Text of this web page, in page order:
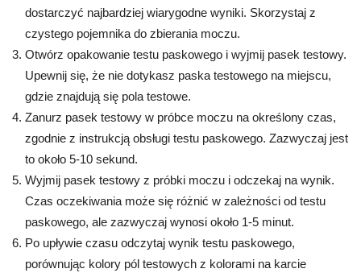
dostarczyć najbardziej wiarygodne wyniki. Skorzystaj z
czystego pojemnika do zbierania moczu.
Otwórz opakowanie testu paskowego i wyjmij pasek testowy.
Upewnij się, że nie dotykasz paska testowego na miejscu,
gdzie znajdują się pola testowe.
Zanurz pasek testowy w próbce moczu na określony czas,
zgodnie z instrukcją obsługi testu paskowego. Zazwyczaj jest
to około 5-10 sekund.
Wyjmij pasek testowy z próbki moczu i odczekaj na wynik.
Czas oczekiwania może się różnić w zależności od testu
paskowego, ale zazwyczaj wynosi około 1-5 minut.
Po upływie czasu odczytaj wynik testu paskowego,
porównując kolory pól testowych z kolorami na karcie